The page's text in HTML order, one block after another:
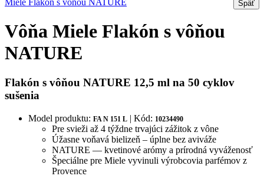
Miele Flakón s vôňou NATURE
Vôňa Miele Flakón s vôňou
NATURE
Flakón s vôňou NATURE 12,5 ml na 50 cyklov
sušenia
Model produktu: FA N 151 L | Kód: 10234490
Pre svieži až 4 týždne trvajúci zážitok z vône
Úžasne voňavá bielizeň – úplne bez aviváže
NATURE — kvetinové arómy a prírodná vyváženosť
Špeciálne pre Miele vyvinuli výrobcovia parfémov z
Provence